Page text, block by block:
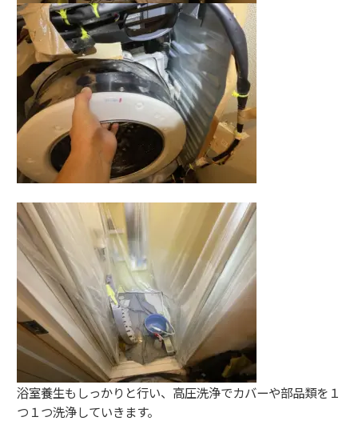
浴室養生もしっかりと行い、高圧洗浄でカバーや部品類を１
つ１つ洗浄していきます。